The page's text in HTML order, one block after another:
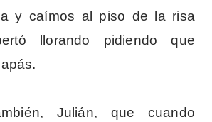
y caímos al piso de la risa
llorando pidiendo que
Julián, que cuando